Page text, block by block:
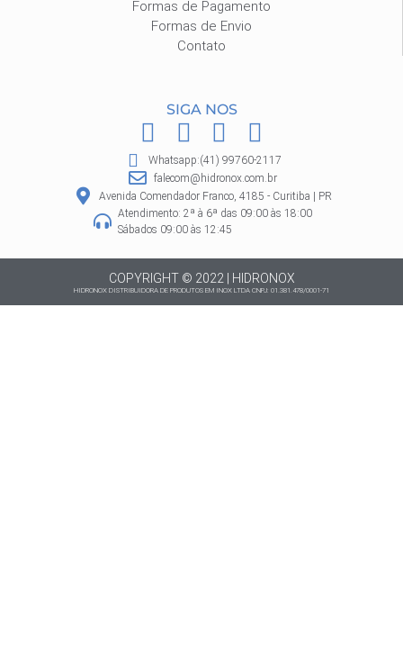
Formas de Pagamento
Formas de Envio
Contato
SIGA NOS
F
a
c
e
b
o
o
k
I
n
s
t
a
g
r
a
P
i
n
t
e
r
e
s
W
h
a
t
a
p
p
Whatsapp:(41) 99760-2117
falecom@hidronox.com.br
Avenida Comendador Franco, 4185 - Curitiba | PR
Atendimento: 2ª à 6ª das 09:00 às 18:00
Sábados 09:00 às 12:45
COPYRIGHT © 2022 | HIDRONOX
HIDRONOX DISTRIBUIDORA DE PRODUTOS EM INOX LTDA CNPJ: 01.381.478/0001-71